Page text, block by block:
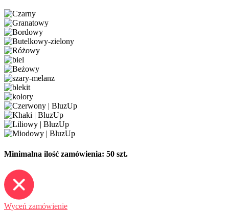
Minimalna ilość zamówienia: 50 szt.
Wyceń zamówienie